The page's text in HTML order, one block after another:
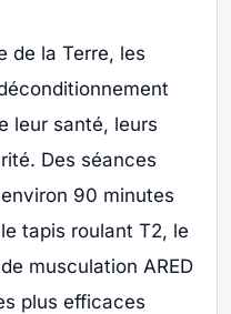
de la Terre, les
leur santé, leurs
Des séances
90 minutes
tapis roulant T2, le
musculation ARED
plus efficaces